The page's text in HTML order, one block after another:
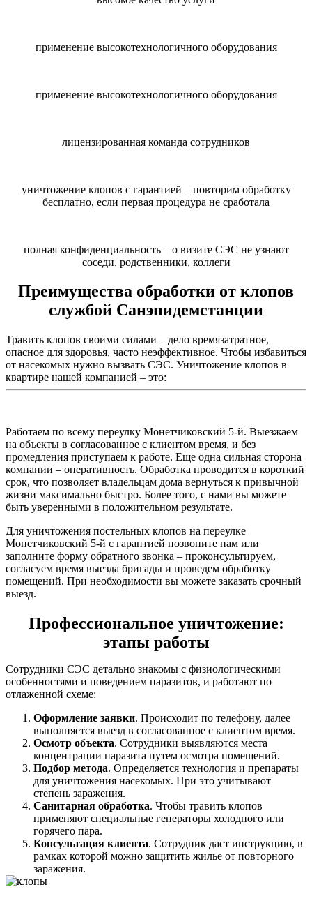
применение высокотехнологичного оборудования
применение высокотехнологичного оборудования
лицензированная команда сотрудников
уничтожение клопов с гарантией – повторим обработку
бесплатно, если первая процедура не сработала
полная конфиденциальность – о визите СЭС не узнают
соседи, родственники, коллеги
Преимущества обработки от клопов
службой Санэпидемстанции
Травить клопов своими силами – дело времязатратное,
опасное для здоровья, часто неэффективное. Чтобы избавиться
от насекомых нужно вызвать СЭС. Уничтожение клопов в
квартире нашей компанией – это:
Работаем по всему переулку Монетчиковский 5-й. Выезжаем
на объекты в согласованное с клиентом время, и без
промедления приступаем к работе. Еще одна сильная сторона
компании – оперативность. Обработка проводится в короткий
срок, что позволяет владельцам дома вернуться к привычной
жизни максимально быстро. Более того, с нами вы можете
быть уверенными в положительном результате.
Для уничтожения постельных клопов на переулке
Монетчиковский 5-й с гарантией позвоните нам или
заполните форму обратного звонка – проконсультируем,
согласуем время выезда бригады и проведем обработку
помещений. При необходимости вы можете заказать срочный
выезд.
Профессиональное уничтожение:
этапы работы
Сотрудники СЭС детально знакомы с физиологическими
особенностями и поведением паразитов, и работают по
отлаженной схеме:
Оформление заявки. Происходит по телефону, далее
выполняется выезд в согласованное с клиентом время.
Осмотр объекта. Сотрудники выявляются места
концентрации паразита путем осмотра помещений.
Подбор метода. Определяется технология и препараты
для уничтожения насекомых. При это учитывают
степень заражения.
Санитарная обработка. Чтобы травить клопов
применяют специальные генераторы холодного или
горячего пара.
Консультация клиента. Сотрудник даст инструкцию, в
рамках которой можно защитить жилье от повторного
заражения.